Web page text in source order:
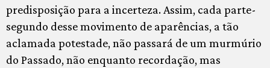
predisposição para a incerteza. Assim, cada parte-
segundo desse movimento de aparências, a tão
aclamada potestade, não passará de um murmúrio
do Passado, não enquanto recordação, mas